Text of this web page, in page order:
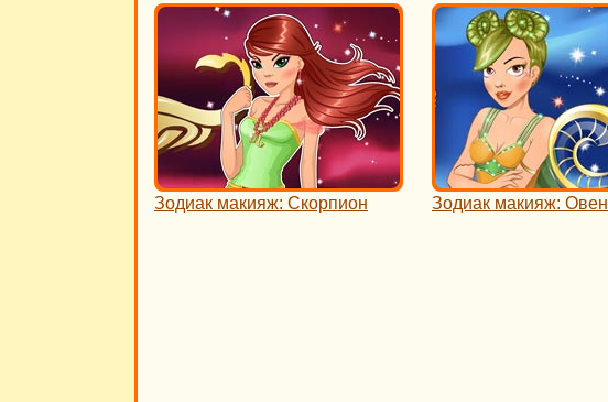
Зодиак макияж: Скорпион Зодиак макияж: Овен